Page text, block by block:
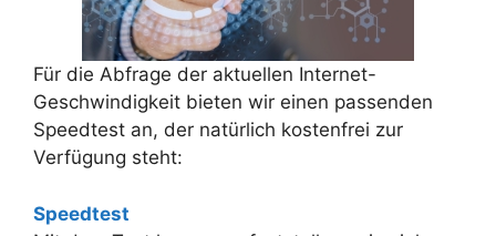
Für die Abfrage der aktuellen Internet-
Geschwindigkeit bieten wir einen passenden
Speedtest an, der natürlich kostenfrei zur
Verfügung steht:
Speedtest